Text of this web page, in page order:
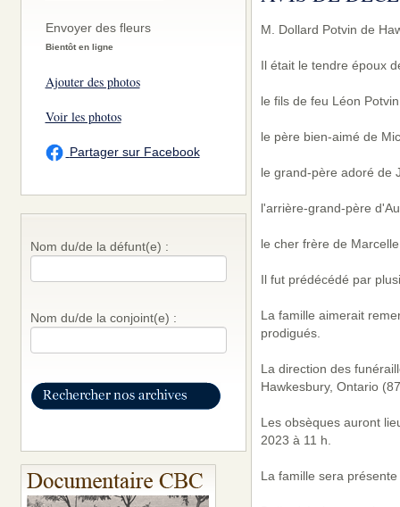
Envoyer des fleurs
Bientôt en ligne
Ajouter des photos
Voir les photos
Partager sur Facebook
Nom du/de la défunt(e) :
Nom du/de la conjoint(e) :
M. Dollard Potvin de
Il était le tendre époux
le fils de feu Léon
le père bien-aimé de
le grand-père adoré de
l'arrière-grand-père
le cher frère de
Il fut prédécédé par
La famille aimerait
prodigués.
La direction des
Hawkesbury, Ontario
Les obsèques auront
2023 à 11 h.
La famille sera